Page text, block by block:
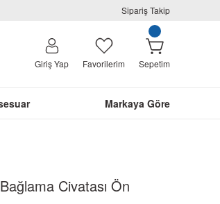
Sipariş Takip
Giriş Yap Favorilerim Sepetim
Markaya Göre
Civatası Ön